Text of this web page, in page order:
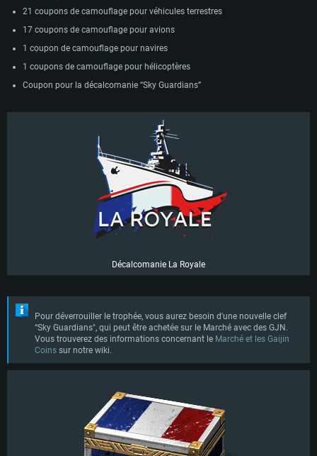
21 coupons de camouflage pour véhicules terrestres
17 coupons de camouflage pour avions
1 coupon de camouflage pour navires
1 coupons de camouflage pour hélicoptères
Coupon pour la décalcomanie “Sky Guardians”
Décalcomanie La Royale
Pour déverrouiller le trophée, vous aurez besoin d'une nouvelle clef
“Sky Guardians", qui peut être achetée sur le Marché avec des GJN.
Vous trouverez des informations concernant le Marché et les Gaijin
Coins sur notre wiki.